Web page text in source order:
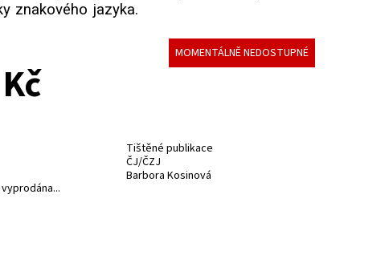
znakového jazyka.
MOMENTÁLNĚ NEDOSTUPNÉ
Tištěné publikace
ČJ/ČZJ
Barbora Kosinová